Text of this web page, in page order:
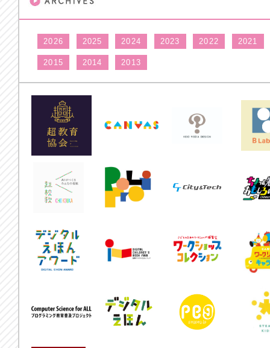
2026 2025 2024 2023 2022 2021
2015 2014 2013